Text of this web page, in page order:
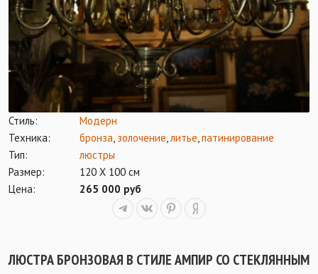
Стиль:
Модерн
Техника:
бронза, золочение,литье,патинирование
Тип:
люстры
Размер:
120 Х 100 см
Цена:
265 000 руб
ЛЮСТРА БРОНЗОВАЯ В СТИЛЕ АМПИР СО СТЕКЛЯННЫМ